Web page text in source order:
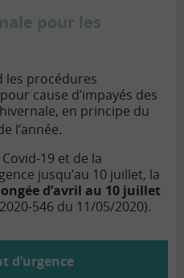
pour les
les procédures
cause d’impayés des
en principe du
l’année.
19 et de la
jusqu’au 10 juillet, la
d’avril au 10 juillet
546 du 11/05/2020).
d’urgence